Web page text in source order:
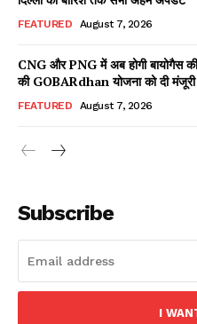
Facebook
X Share
Read Latest
FEATURED August 7, 2026
CNG और PNG में अब होगी बायोगैस
की GOBARdhan योजना को दी मंजूरी
FEATURED August 7, 2026
Subscribe
I